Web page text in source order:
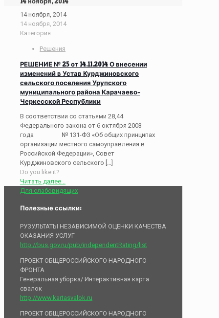
14 ноября, 2014
14 ноября, 2014
Категория
Решения
РЕШЕНИЕ № 25 от 14.11.2014 О внесении
изменений в Устав Курджиновского
сельского поселения Урупского
муниципального района Карачаево-
Черкесской Республики
В соответствии со статьями 28,44
Федерального закона от 6 октября 2003
года № 131-ФЗ «Об общих принципах
организации местного самоуправления в
Российской Федерации», Совет
Курджиновского сельского […]
Do you like it?
Читать далее...
Для слабовидящих
Полезные ссылки:
РУЗУЛЬТАТЫ НЕЗАВИСИМОЙ ОЦЕНКИ КАЧЕСТВА
ОКАЗАНИЯ УСЛУГ
http://bus.gov.ru/pub/independentRating/list
ПРОЕКТ ОБЩЕРОССИЙСКОГО НАРОДНОГО
ФРОНТА
Генеральная уборка/ Интерактивная карта
свалок
http://www.kartasvalok.ru
ПРОЕКТ ОБЩЕРОССИЙСКОГО НАРОДНОГО